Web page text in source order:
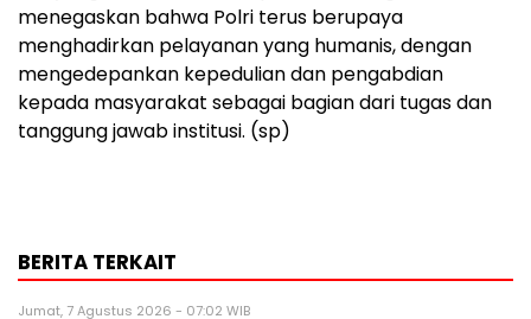
menegaskan bahwa Polri terus berupaya
menghadirkan pelayanan yang humanis, dengan
mengedepankan kepedulian dan pengabdian
kepada masyarakat sebagai bagian dari tugas dan
tanggung jawab institusi. (sp)
BERITA TERKAIT
Jumat, 7 Agustus 2026 - 07:02 WIB